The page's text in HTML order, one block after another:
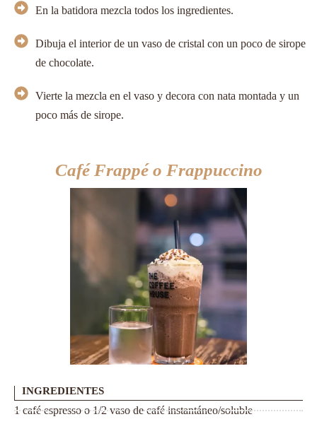
En la batidora mezcla todos los ingredientes.
Dibuja el interior de un vaso de cristal con un poco de sirope
de chocolate.
Vierte la mezcla en el vaso y decora con nata montada y un
poco más de sirope.
Café Frappé o Frappuccino
INGREDIENTES
1 café espresso o 1/2 vaso de café instantáneo/soluble